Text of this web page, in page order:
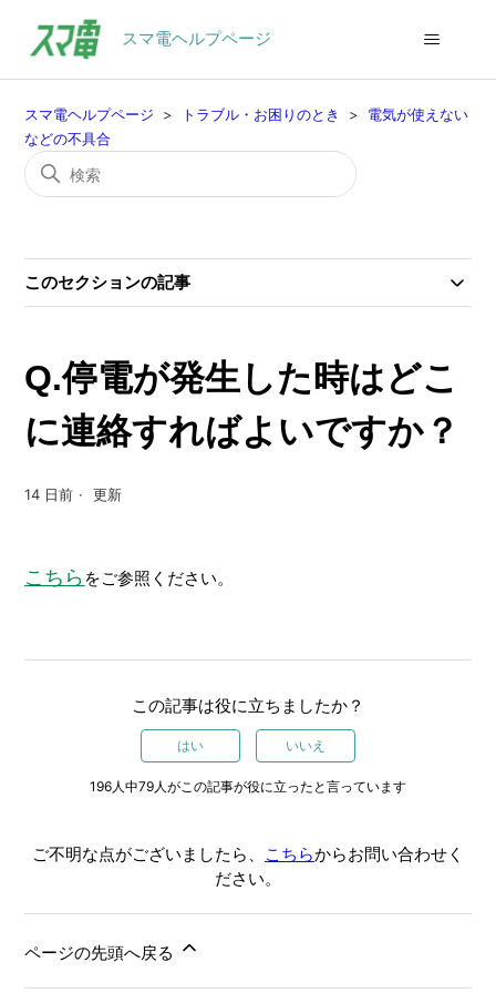
スマ電ヘルプページ
スマ電ヘルプページ トラブル・お困りのとき
電気が使えない
などの不具合
このセクションの記事
Q.停電が発生した時はどこ
に連絡すればよいですか？
14 日前 更新
こちら をご参照ください。
この記事は役に立ちましたか？
はい いいえ
196人中79人がこの記事が役に立ったと言っています
ご不明な点がございましたら、 こちらからお問い合わせく
ださい。
ページの先頭へ戻る